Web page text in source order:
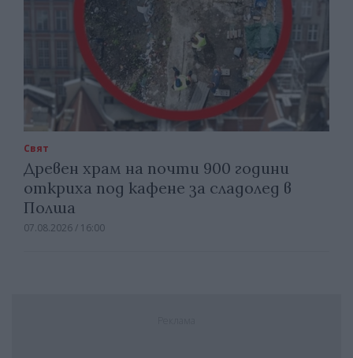
Свят
Древен храм на почти 900 години
откриха под кафене за сладолед в
Полша
07.08.2026 / 16:00